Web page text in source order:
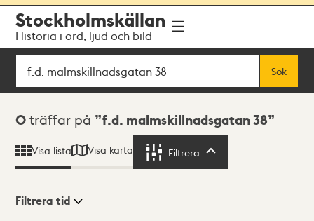
navigationen
huvudinnehållet
Stockholmskällan
Historia i ord, ljud och bild
Sök
Sök
Sökresultat
0 träffar på f.d. malmskillnadsgatan 38
Visa lista Visa karta Filtrera
Filtrera tid